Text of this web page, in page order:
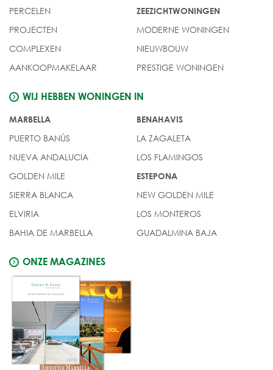
PERCELEN
PROJECTEN
COMPLEXEN
AANKOOPMAKELAAR
ZEEZICHTWONINGEN
MODERNE WONINGEN
NIEUWBOUW
PRESTIGE WONINGEN
WIJ HEBBEN WONINGEN IN
MARBELLA
PUERTO BANÚS
NUEVA ANDALUCIA
GOLDEN MILE
SIERRA BLANCA
ELVIRIA
BAHIA DE MARBELLA
BENAHAVIS
LA ZAGALETA
LOS FLAMINGOS
ESTEPONA
NEW GOLDEN MILE
LOS MONTEROS
GUADALMINA BAJA
ONZE MAGAZINES